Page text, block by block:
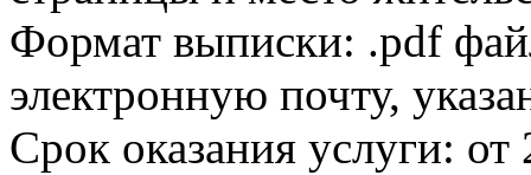
Формат выписки: .pdf
электронную почту,
Срок оказания услуги: от